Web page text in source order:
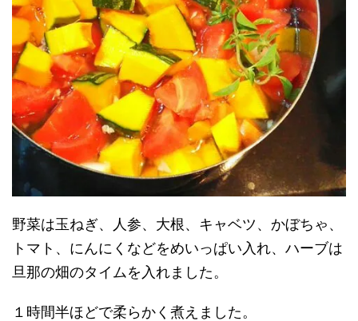
野菜は玉ねぎ、人参、大根、キャベツ、かぼちゃ、
トマト、にんにくなどをめいっぱい入れ、ハーブは
旦那の畑のタイムを入れました。
１時間半ほどで柔らかく煮えました。